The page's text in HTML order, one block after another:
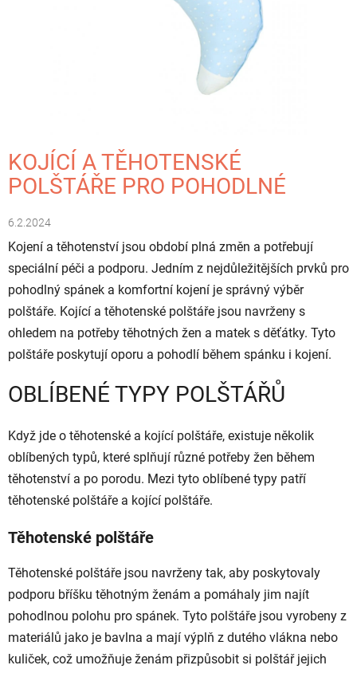
KOJÍCÍ A TĚHOTENSKÉ
POLŠTÁŘE PRO POHODLNÉ
6.2.2024
Kojení a těhotenství jsou období plná změn a potřebují
speciální péči a podporu. Jedním z nejdůležitějších prvků pro
pohodlný spánek a komfortní kojení je správný výběr
polštáře. Kojící a těhotenské polštáře jsou navrženy s
ohledem na potřeby těhotných žen a matek s děťátky. Tyto
polštáře poskytují oporu a pohodlí během spánku i kojení.
OBLÍBENÉ TYPY POLŠTÁŘŮ
Když jde o těhotenské a kojící polštáře, existuje několik
oblíbených typů, které splňují různé potřeby žen během
těhotenství a po porodu. Mezi tyto oblíbené typy patří
těhotenské polštáře a kojící polštáře.
Těhotenské polštáře
Těhotenské polštáře jsou navrženy tak, aby poskytovaly
podporu bříšku těhotným ženám a pomáhaly jim najít
pohodlnou polohu pro spánek. Tyto polštáře jsou vyrobeny z
materiálů jako je bavlna a mají výplň z dutého vlákna nebo
kuliček, což umožňuje ženám přizpůsobit si polštář jejich